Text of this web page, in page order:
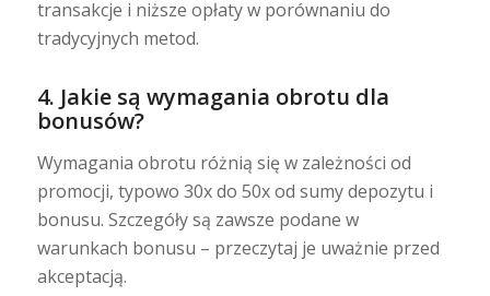
transakcje i niższe opłaty w porównaniu do
tradycyjnych metod.
4. Jakie są wymagania obrotu dla
bonusów?
Wymagania obrotu różnią się w zależności od
promocji, typowo 30x do 50x od sumy depozytu i
bonusu. Szczegóły są zawsze podane w
warunkach bonusu – przeczytaj je uważnie przed
akceptacją.